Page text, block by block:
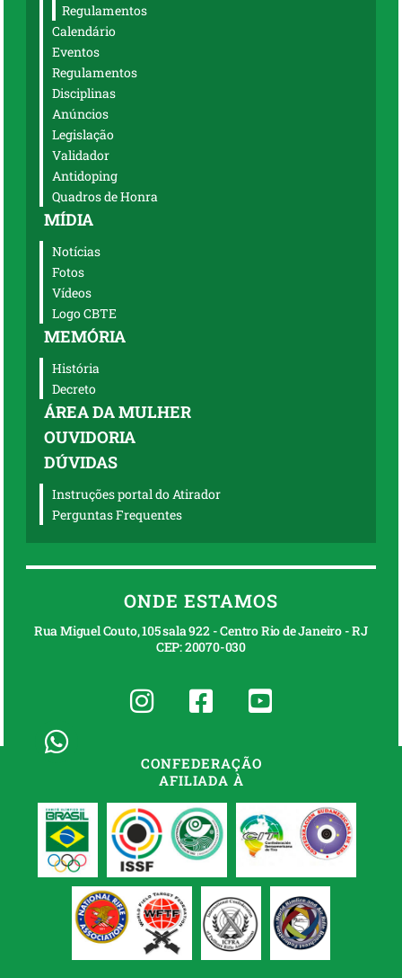
Regulamentos
Calendário
Eventos
Regulamentos
Disciplinas
Anúncios
Legislação
Validador
Antidoping
Quadros de Honra
MÍDIA
Notícias
Fotos
Vídeos
Logo CBTE
MEMÓRIA
História
Decreto
ÁREA DA MULHER
OUVIDORIA
DÚVIDAS
Instruções portal do Atirador
Perguntas Frequentes
ONDE ESTAMOS
Rua Miguel Couto, 105 sala 922 - Centro Rio de Janeiro - RJ
CEP: 20070-030
CONFEDERAÇÃO
AFILIADA À